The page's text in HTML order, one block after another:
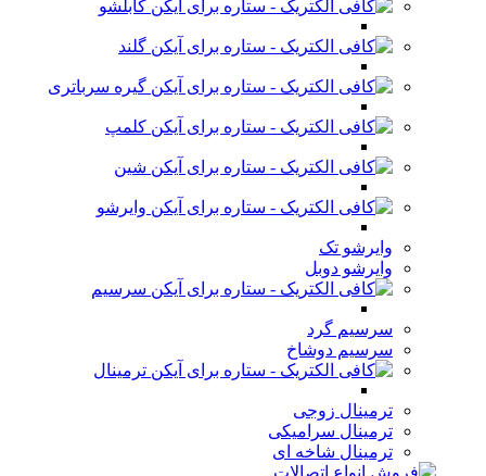
کابلشو
گلند
گیره سرباتری
کلمپ
شین
وایرشو
وایرشو تک
وایرشو دوبل
سرسیم
سرسیم گرد
سرسیم دوشاخ
ترمینال
ترمینال زوجی
ترمینال سرامیکی
ترمینال شاخه ای